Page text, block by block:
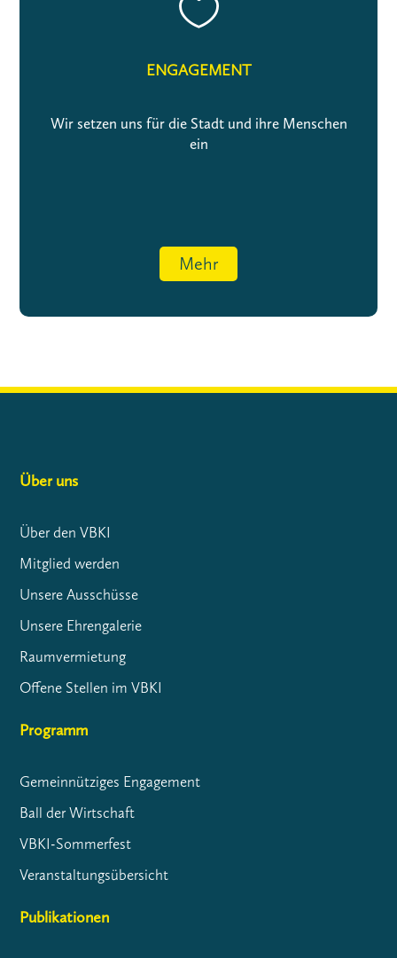

ENGAGEMENT
Wir setzen uns für die Stadt und ihre Menschen
ein
Mehr
Über uns
Über den VBKI
Mitglied werden
Unsere Ausschüsse
Unsere Ehrengalerie
Raumvermietung
Offene Stellen im VBKI
Programm
Gemeinnütziges Engagement
Ball der Wirtschaft
VBKI-Sommerfest
Veranstaltungsübersicht
Publikationen